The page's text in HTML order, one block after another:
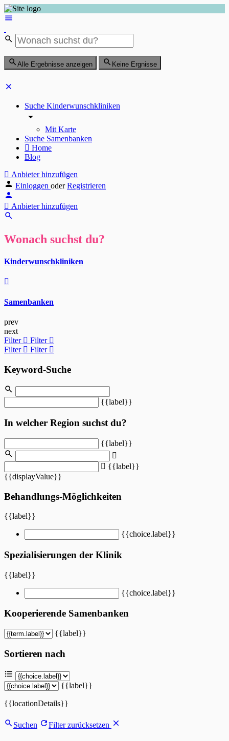
Alle Ergebnisse anzeigen Keine Ergnisse
Suche Kinderwunschkliniken
Mit Karte
Suche Samenbanken
Home
Blog
Anbieter hinzufügen
Einloggen oder Registrieren
Anbieter hinzufügen
Wonach suchst du?
Kinderwunschkliniken
Samenbanken
prev
next
Filter
Filter
Filter
Filter
Keyword-Suche
{{label}}
In welcher Region suchst du?
{{label}}
{{label}}
{{displayValue}}
Behandlungs-Möglichkeiten
{{label}}
{{choice.label}}
Spezialisierungen der Klinik
{{label}}
{{choice.label}}
Kooperierende Samenbanken
{{label}}
Sortieren nach
{{label}}
{{locationDetails}}
Suchen Filter zurücksetzen